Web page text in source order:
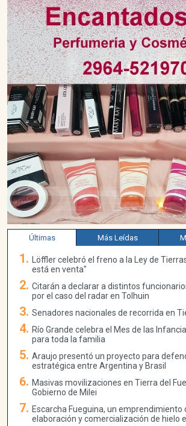
Últimas Más Leídas
Löffler celebró el freno a la Ley de
está en venta"
Citarán a declarar a distintos
por el caso del radar en Tolhuin
Senadores nacionales de recorrida en
Río Grande celebra el Mes de las
para toda la familia
Araujo presentó un proyecto para
estratégica entre Argentina y Brasil
Masivas movilizaciones en Tierra del
Gobierno de Milei
Escarcha Fueguina, un emprendimiento
elaboración y comercialización de hielo